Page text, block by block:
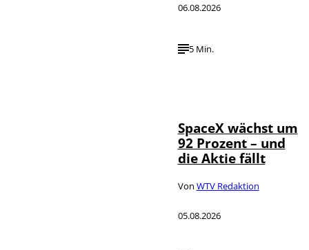
06.08.2026
5 Min.
SpaceX wächst um
92 Prozent – und
die Aktie fällt
Von WTV Redaktion
05.08.2026